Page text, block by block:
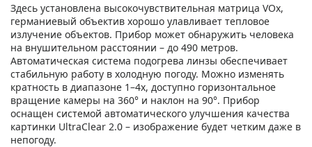
Здесь установлена высокочувствительная матрица VOx,
германиевый объектив хорошо улавливает тепловое
излучение объектов. Прибор может обнаружить человека
на внушительном расстоянии – до 490 метров.
Автоматическая система подогрева линзы обеспечивает
стабильную работу в холодную погоду. Можно изменять
кратность в диапазоне 1–4x, доступно горизонтальное
вращение камеры на 360° и наклон на 90°. Прибор
оснащен системой автоматического улучшения качества
картинки UltraClear 2.0 – изображение будет четким даже в
непогоду.